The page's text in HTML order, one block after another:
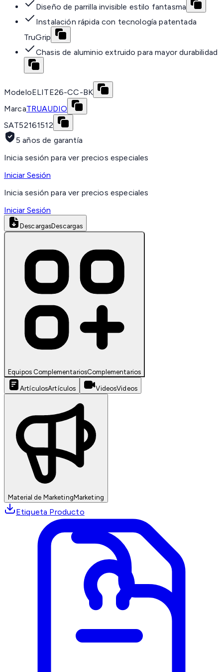
Diseño de parrilla invisible estilo fantasma
Instalación rápida con tecnología patentada
TruGrip
Chasis de aluminio extruido para mayor durabilidad
ModeloELITE26-CC-BK
MarcaTRUAUDIO
SAT52161512
5 años de garantía
Inicia sesión para ver precios especiales
Iniciar Sesión
Inicia sesión para ver precios especiales
Iniciar Sesión
DescargasDescargas
Equipos ComplementariosComplementarios
ArtículosArtículos VideosVideos
Material de MarketingMarketing
Etiqueta Producto